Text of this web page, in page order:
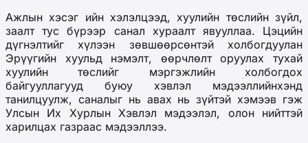
Ажлын хэсэг ийн хэлэлцээд, хуулийн төслийн зүйл,
заалт тус бүрээр санал хураалт явууллаа. Цэцийн
дүгнэлтийг хүлээн зөвшөөрсөнтэй холбогдуулан
Эрүүгийн хуульд нэмэлт, өөрчлөлт оруулах тухай
хуулийн төслийг мэргэжлийн холбогдох
байгууллагууд буюу хэвлэл мэдээллийнхэнд
танилцуулж, саналыг нь авах нь зүйтэй хэмээв гэж
Улсын Их Хурлын Хэвлэл мэдээлэл, олон нийттэй
харилцах газраас мэдээллээ.